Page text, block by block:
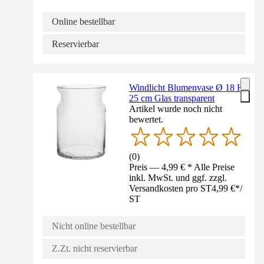
Online bestellbar
Reservierbar
Windlicht Blumenvase Ø 18 H
25 cm Glas transparent
Artikel wurde noch nicht
bewertet.
(0)
Preis — 4,99 € * Alle Preise
inkl. MwSt. und ggf. zzgl.
Versandkosten pro ST4,99 €*/
ST
Nicht online bestellbar
Z.Zt. nicht reservierbar